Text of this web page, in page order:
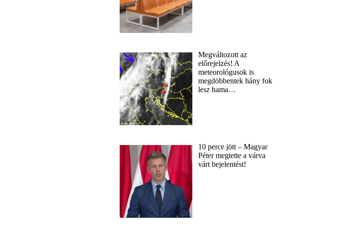
Megváltozott az
előrejelzés! A
meteorológusok is
megdöbbentek hány fok
lesz hama…
10 perce jött – Magyar
Péter megtette a várva
várt bejelentést!